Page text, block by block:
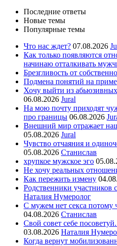
Последние ответы
Новые темы
Популярные темы
Что нас ждет? 07.08.2026
Как только появляются
начинаю отталкивать
Брезгливость от
Подмена понятий на
Хочу выйти из
06.08.2026 Jural
На мою почту приходят
про границы 06.08.2026
Внешний мир отражает
05.08.2026 Jural
Чувство отчаяния и
05.08.2026 Станислав
хрупкое мужское эго
Не хочу реальных
Как пережить измену
Родственники участников
Наталия Нумеролог
С мужем нет секса потому
04.08.2026 Станислав
Свой совет себе
03.08.2026 Наталия
Когда вернут